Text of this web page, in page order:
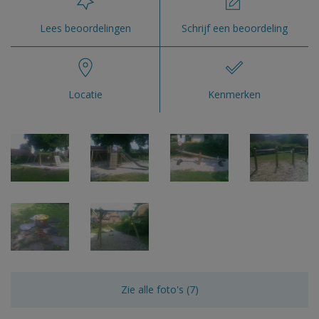
Lees beoordelingen Schrijf een beoordeling
Locatie Kenmerken
Zie alle foto's (7)